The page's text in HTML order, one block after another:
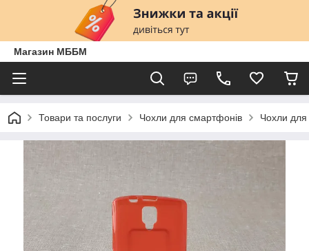
Магазин МББМ
Товари та послуги Чохли для смартфонів Чохли для